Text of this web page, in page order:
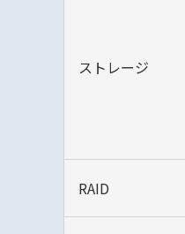
ストレージ
RAID